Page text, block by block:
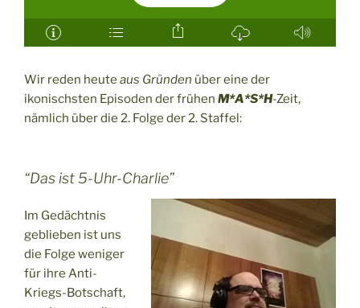
Wir reden heute aus Gründen über eine der
ikonischsten Episoden der frühen M*A*S*H-Zeit,
nämlich über die 2. Folge der 2. Staffel:
“Das ist 5-Uhr-Charlie”
Im Gedächtnis
geblieben ist uns
die Folge weniger
für ihre Anti-
Kriegs-Botschaft,